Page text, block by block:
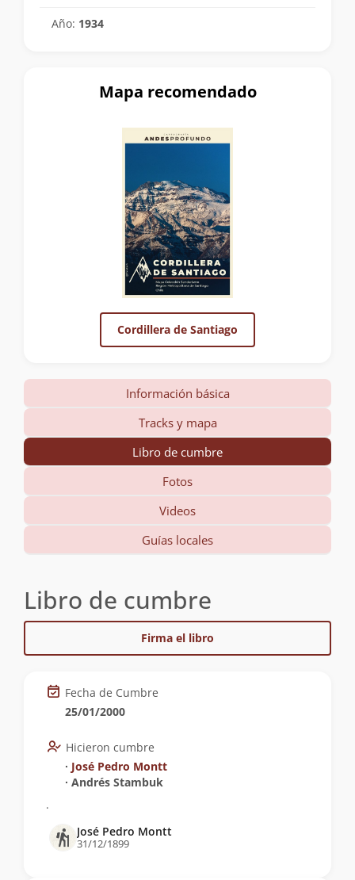
Año: 1934
Mapa recomendado
Cordillera de Santiago
Información básica
Tracks y mapa
Libro de cumbre
Fotos
Videos
Guías locales
Libro de cumbre
Firma el libro
Fecha de Cumbre
25/01/2000
Hicieron cumbre
∙ José Pedro Montt
∙ Andrés Stambuk
.
José Pedro Montt
31/12/1899